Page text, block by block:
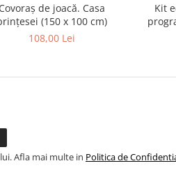
Covoraș de joacă. Casa
(150 x 100 cm)
108,00 Lei
Kit
Afla mai multe in Politica de